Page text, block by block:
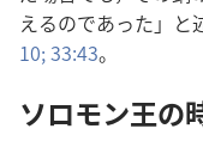
える​の​で​あっ​た」
10;33:43。
ソロモン​王​の​